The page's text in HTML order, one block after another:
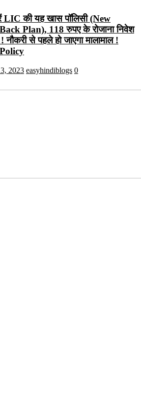
की यह खास पॉलिसी (New
Plan), 118 रुपए के रोजाना निवेश
से पहले हो जाएगा मालामाल !
2023 easyhindiblogs 0